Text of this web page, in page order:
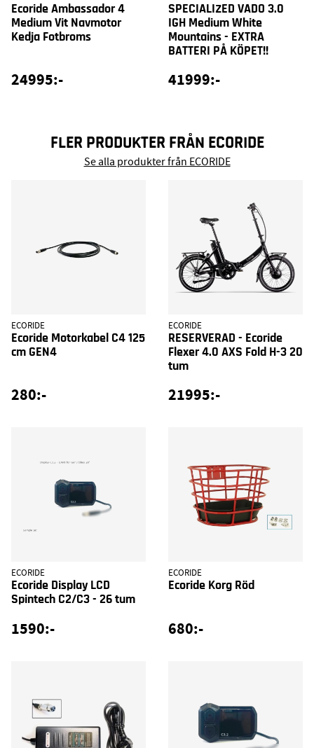
Ecoride Ambassador 4
Medium Vit Navmotor
Kedja Fotbroms
24995:-
SPECIALIZED VADO 3.0
IGH Medium White
Mountains - EXTRA
BATTERI PÅ KÖPET!!
41999:-
FLER PRODUKTER FRÅN ECORIDE
Se alla produkter från ECORIDE
ECORIDE
Ecoride Motorkabel C4 125
cm GEN4
280:-
ECORIDE
RESERVERAD - Ecoride
Flexer 4.0 AXS Fold H-3 20
tum
21995:-
ECORIDE
Ecoride Display LCD
Spintech C2/C3 - 26 tum
1590:-
ECORIDE
Ecoride Korg Röd
680:-